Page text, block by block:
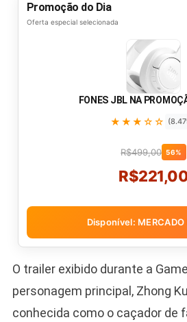
Promoção do Dia
Oferta especial selecionada
FONES JBL NA
★★★☆☆
R$499,00 56%
Disponível: MERCADO
O trailer exibido durante a
personagem principal, Zhong
conhecida como o caçador de